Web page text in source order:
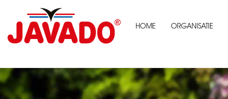
HOME ORGANISATIE